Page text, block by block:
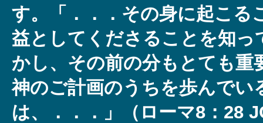
す。「．．．その身に起こる
益としてくださることを知っ
かし、その前の分もとても重
神のご計画のうちを歩んでい
は、．．．」（ローマ8：28